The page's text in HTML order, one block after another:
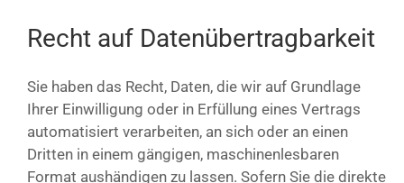
Recht auf Datenübertragbarkeit
Sie haben das Recht, Daten, die wir auf Grundlage
Ihrer Einwilligung oder in Erfüllung eines Vertrags
automatisiert verarbeiten, an sich oder an einen
Dritten in einem gängigen, maschinenlesbaren
Format aushändigen zu lassen. Sofern Sie die direkte